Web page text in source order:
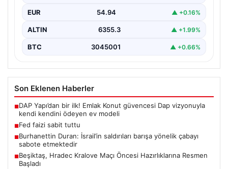
EUR 54.94 ▲ +0.16%
ALTIN 6355.3 ▲ +1.99%
BTC 3045001 ▲ +0.66%
Son Eklenen Haberler
■DAP Yapı’dan bir ilk! Emlak Konut güvencesi Dap vizyonuyla
kendi kendini ödeyen ev modeli
■Fed faizi sabit tuttu
■Burhanettin Duran: İsrail’in saldırıları barışa yönelik çabayı
sabote etmektedir
■Beşiktaş, Hradec Kralove Maçı Öncesi Hazırlıklarına Resmen
Başladı